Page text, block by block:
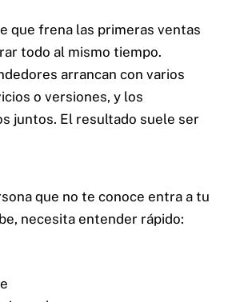
que frena las primeras ventas
todo al mismo tiempo.
arrancan con varios
o versiones, y los
juntos. El resultado suele ser
que no te conoce entra a tu
necesita entender rápido: